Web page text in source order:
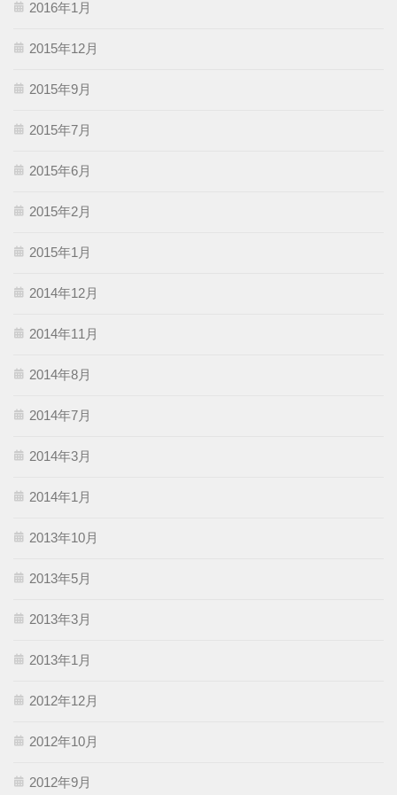
2016年1月
2015年12月
2015年9月
2015年7月
2015年6月
2015年2月
2015年1月
2014年12月
2014年11月
2014年8月
2014年7月
2014年3月
2014年1月
2013年10月
2013年5月
2013年3月
2013年1月
2012年12月
2012年10月
2012年9月